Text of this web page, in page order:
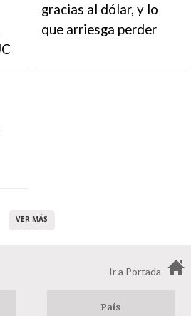
gracias al dólar, y lo
que arriesga perder
VER MÁS
Ir a Portada
País